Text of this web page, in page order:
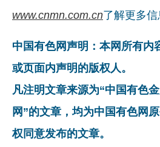
www.cnmn.com.cn了解更多信
中国有色网声明：本网所有内
或页面内声明的版权人。
凡注明文章来源为“中国有色
网”的文章，均为中国有色网
权同意发布的文章。